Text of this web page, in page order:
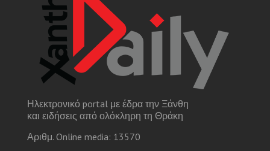
Ηλεκτρονικό portal με έδρα την Ξάνθη
και ειδήσεις από ολόκληρη τη Θράκη
Αριθμ. Online media: 13570